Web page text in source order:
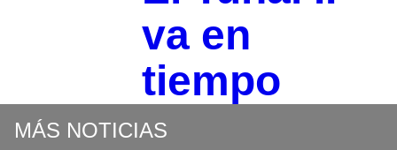
va en
tiempo
MÁS NOTICIAS